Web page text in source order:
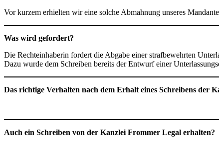
Vor kurzem erhielten wir eine solche Abmahnung unseres
Was wird gefordert?
Die Rechteinhaberin fordert die Abgabe einer strafbewehrten
Dazu wurde dem Schreiben bereits der Entwurf einer
Das richtige Verhalten nach dem Erhalt eines Schreibens der
Auch ein Schreiben von der Kanzlei Frommer Legal erhalten?